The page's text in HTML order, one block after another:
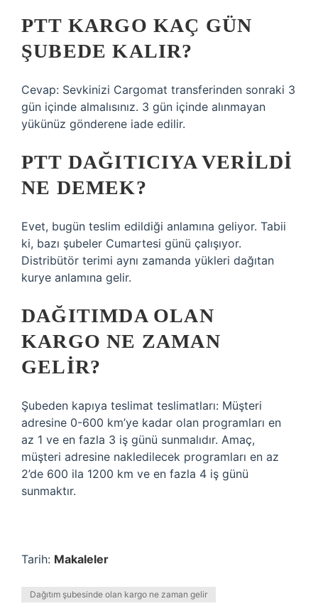
PTT KARGO KAÇ GÜN
ŞUBEDE KALIR?
Cevap: Sevkinizi Cargomat transferinden sonraki 3
gün içinde almalısınız. 3 gün içinde alınmayan
yükünüz gönderene iade edilir.
PTT DAĞITICIYA VERILDI
NE DEMEK?
Evet, bugün teslim edildiği anlamına geliyor. Tabii
ki, bazı şubeler Cumartesi günü çalışıyor.
Distribütör terimi aynı zamanda yükleri dağıtan
kurye anlamına gelir.
DAĞITIMDA OLAN
KARGO NE ZAMAN
GELIR?
Şubeden kapıya teslimat teslimatları: Müşteri
adresine 0-600 km’ye kadar olan programları en
az 1 ve en fazla 3 iş günü sunmalıdır. Amaç,
müşteri adresine nakledilecek programları en az
2’de 600 ila 1200 km ve en fazla 4 iş günü
sunmaktır.
Tarih: Makaleler
Dağıtım şubesinde olan kargo ne zaman gelir